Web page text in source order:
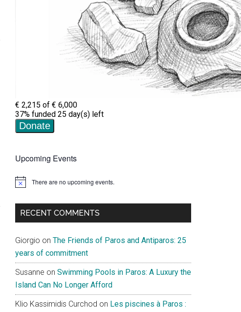
Upcoming Events
Notice There are no upcoming events.
RECENT COMMENTS
Giorgio on The Friends of Paros and Antiparos: 25
years of commitment
Susanne on Swimming Pools in Paros: A Luxury the
Island Can No Longer Afford
Klio Kassimidis Curchod on Les piscines à Paros :